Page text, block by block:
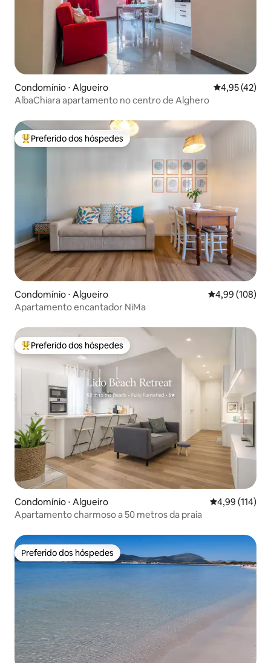
Condomínio ⋅ Algueiro 4,95 de uma
4,95 (42)
AlbaChiara apartamento no centro de Alghero
Entre os melhores preferidos dos hóspedes
Preferido dos hóspedes
Condomínio ⋅ Algueiro 4,99 de uma
4,99 (108)
Apartamento encantador NiMa
Entre os melhores preferidos dos hóspedes
Preferido dos hóspedes
Condomínio ⋅ Algueiro 4,99 de uma
4,99 (114)
Apartamento charmoso a 50 metros da praia
Preferido dos hóspedes
Preferido dos hóspedes